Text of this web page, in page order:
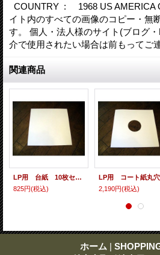
COUNTRY : 1968 US AMERICA
イト内のすべての画像のコピー・無
す。 個人・法人様のサイト(ブログ
介で使用されたい場合は前もってご
関連商品
LP用 台紙 10枚セット
825円(税込)
2,190円(税込)
ホーム |